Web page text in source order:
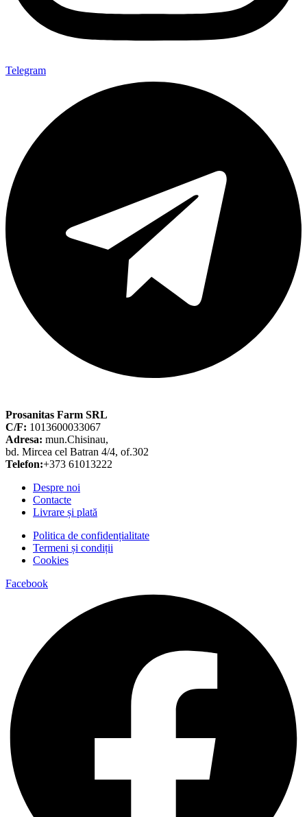
Telegram
Prosanitas Farm SRL
C/F: 1013600033067
Adresa: mun.Chisinau,
bd. Mircea cel Batran 4/4, of.302
Telefon:+373 61013222
Despre noi
Contacte
Livrare și plată
Politica de confidențialitate
Termeni și condiții
Cookies
Facebook